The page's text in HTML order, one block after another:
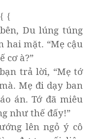
{ {
Du lúng túng
hai mặt. “Mẹ cậu
cơ à?”
trả lời, “Mẹ tớ
Mẹ đi dạy ban
án. Tớ đã miêu
như thế đấy!”
lên ngỏ ý cô